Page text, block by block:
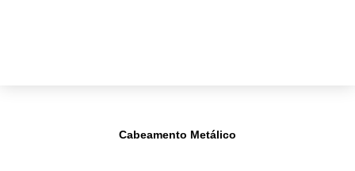
Cabeamento Metálico